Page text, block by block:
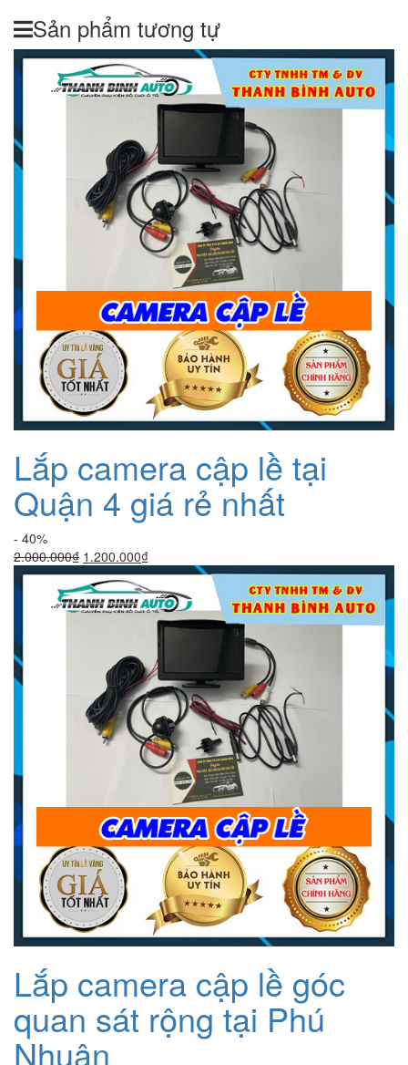
Sản phẩm tương tự
Lắp camera cập lề tại
Quận 4 giá rẻ nhất
- 40%
2.000.000₫ Giá
gốc
là:
2.000.000₫.
1.200.000₫Giá
hiện
tại
là:
1.200.000₫.
Lắp camera cập lề góc
quan sát rộng tại Phú
Nhuận